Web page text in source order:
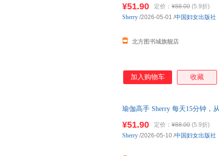
¥51.90 定价： ¥88.00 (5.9折)
北方图书城旗舰店
Sherry /2026-05-01 /中国妇女出版社
加入购物车 收藏
瑜伽高手 Sherry 每天15分钟，
¥51.90 定价： ¥88.00 (5.9折)
Sherry /2026-05-10 /中国妇女出版社